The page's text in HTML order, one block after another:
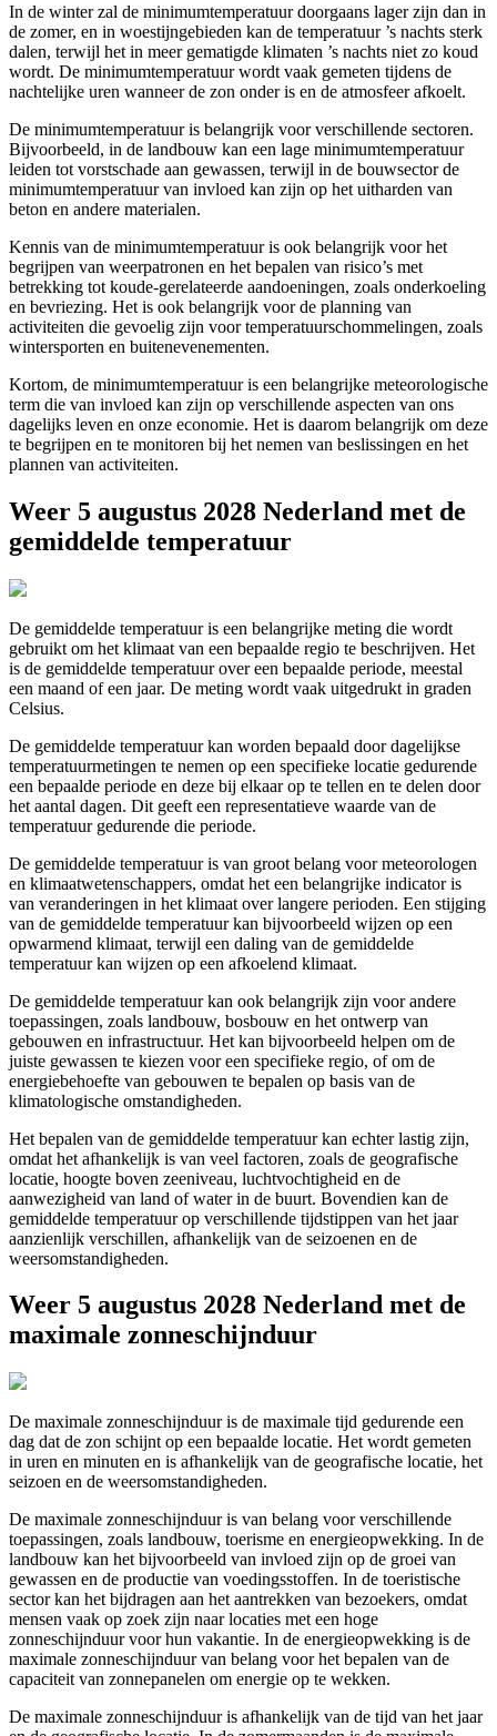
In de winter zal de minimumtemperatuur doorgaans lager zijn dan in
de zomer, en in woestijngebieden kan de temperatuur ’s nachts sterk
dalen, terwijl het in meer gematigde klimaten ’s nachts niet zo koud
wordt. De minimumtemperatuur wordt vaak gemeten tijdens de
nachtelijke uren wanneer de zon onder is en de atmosfeer afkoelt.
De minimumtemperatuur is belangrijk voor verschillende sectoren.
Bijvoorbeeld, in de landbouw kan een lage minimumtemperatuur
leiden tot vorstschade aan gewassen, terwijl in de bouwsector de
minimumtemperatuur van invloed kan zijn op het uitharden van
beton en andere materialen.
Kennis van de minimumtemperatuur is ook belangrijk voor het
begrijpen van weerpatronen en het bepalen van risico’s met
betrekking tot koude-gerelateerde aandoeningen, zoals onderkoeling
en bevriezing. Het is ook belangrijk voor de planning van
activiteiten die gevoelig zijn voor temperatuurschommelingen, zoals
wintersporten en buitenevenementen.
Kortom, de minimumtemperatuur is een belangrijke meteorologische
term die van invloed kan zijn op verschillende aspecten van ons
dagelijks leven en onze economie. Het is daarom belangrijk om deze
te begrijpen en te monitoren bij het nemen van beslissingen en het
plannen van activiteiten.
Weer 5 augustus 2028 Nederland met de
gemiddelde temperatuur
De gemiddelde temperatuur is een belangrijke meting die wordt
gebruikt om het klimaat van een bepaalde regio te beschrijven. Het
is de gemiddelde temperatuur over een bepaalde periode, meestal
een maand of een jaar. De meting wordt vaak uitgedrukt in graden
Celsius.
De gemiddelde temperatuur kan worden bepaald door dagelijkse
temperatuurmetingen te nemen op een specifieke locatie gedurende
een bepaalde periode en deze bij elkaar op te tellen en te delen door
het aantal dagen. Dit geeft een representatieve waarde van de
temperatuur gedurende die periode.
De gemiddelde temperatuur is van groot belang voor meteorologen
en klimaatwetenschappers, omdat het een belangrijke indicator is
van veranderingen in het klimaat over langere perioden. Een stijging
van de gemiddelde temperatuur kan bijvoorbeeld wijzen op een
opwarmend klimaat, terwijl een daling van de gemiddelde
temperatuur kan wijzen op een afkoelend klimaat.
De gemiddelde temperatuur kan ook belangrijk zijn voor andere
toepassingen, zoals landbouw, bosbouw en het ontwerp van
gebouwen en infrastructuur. Het kan bijvoorbeeld helpen om de
juiste gewassen te kiezen voor een specifieke regio, of om de
energiebehoefte van gebouwen te bepalen op basis van de
klimatologische omstandigheden.
Het bepalen van de gemiddelde temperatuur kan echter lastig zijn,
omdat het afhankelijk is van veel factoren, zoals de geografische
locatie, hoogte boven zeeniveau, luchtvochtigheid en de
aanwezigheid van land of water in de buurt. Bovendien kan de
gemiddelde temperatuur op verschillende tijdstippen van het jaar
aanzienlijk verschillen, afhankelijk van de seizoenen en de
weersomstandigheden.
Weer 5 augustus 2028 Nederland met de
maximale zonneschijnduur
De maximale zonneschijnduur is de maximale tijd gedurende een
dag dat de zon schijnt op een bepaalde locatie. Het wordt gemeten
in uren en minuten en is afhankelijk van de geografische locatie, het
seizoen en de weersomstandigheden.
De maximale zonneschijnduur is van belang voor verschillende
toepassingen, zoals landbouw, toerisme en energieopwekking. In de
landbouw kan het bijvoorbeeld van invloed zijn op de groei van
gewassen en de productie van voedingsstoffen. In de toeristische
sector kan het bijdragen aan het aantrekken van bezoekers, omdat
mensen vaak op zoek zijn naar locaties met een hoge
zonneschijnduur voor hun vakantie. In de energieopwekking is de
maximale zonneschijnduur van belang voor het bepalen van de
capaciteit van zonnepanelen om energie op te wekken.
De maximale zonneschijnduur is afhankelijk van de tijd van het jaar